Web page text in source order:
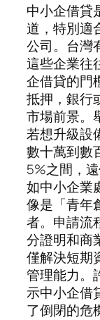
中小企借貸
道，特別適
公司。台灣
這些企業往
企借貸的門
抵押，銀行
市場前景。
若想升級設
數十萬到數
5%之間，
如中小企業
像是「青年
者。申請流
分證明和商
僅解決短期
管理能力。
示中小企借
了倒閉的危